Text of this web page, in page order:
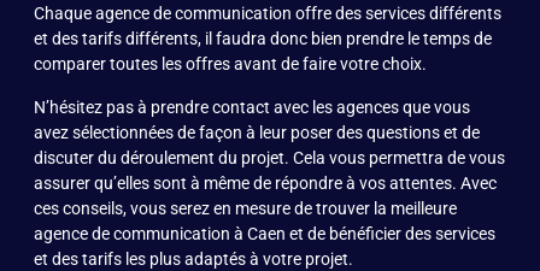
Chaque agence de communication offre des services différents
et des tarifs différents, il faudra donc bien prendre le temps de
comparer toutes les offres avant de faire votre choix.
N’hésitez pas à prendre contact avec les agences que vous
avez sélectionnées de façon à leur poser des questions et de
discuter du déroulement du projet. Cela vous permettra de vous
assurer qu’elles sont à même de répondre à vos attentes. Avec
ces conseils, vous serez en mesure de trouver la meilleure
agence de communication à Caen et de bénéficier des services
et des tarifs les plus adaptés à votre projet.